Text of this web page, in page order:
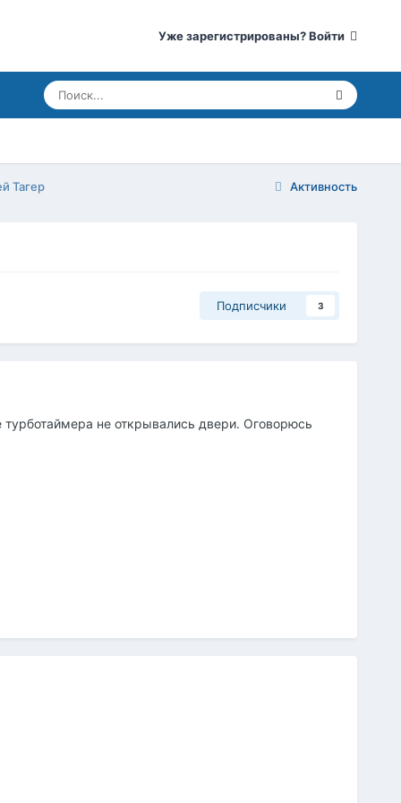
Уже зарегистрированы? Войти
Активность
Тагер
Подписчики 3
не открывались двери. Оговорюсь